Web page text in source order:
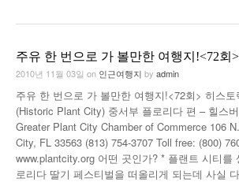
주유 한 번으로 가 볼만한 여행지!<72회>
2010년 11월 03일 on 인근여행지 by admin
주유 한 번으로 가 볼만한 여행지!<72회> 히스토
(Historic Plant City) 중서부 플로리다 편 – 힐스
Greater Plant City Chamber of Commerce 106
City, FL 33563 (813) 754-3707 Toll free: (800)
www.plantcity.org 어떤 곳인가? * 플랜트 시티를
로리다 딸기 페스티벌을 떠올리게 되는데 사실